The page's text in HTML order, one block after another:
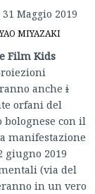
31 Maggio 2019
MIYAZAKI
Film Kids
anche i
orfani del
bolognese con il
manifestazione
giugno 2019
(via del
in un vero